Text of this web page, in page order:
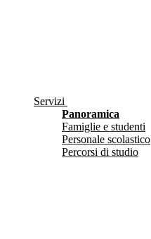
Servizi
Panoramica
Famiglie e studenti
Personale scolastico
Percorsi di studio